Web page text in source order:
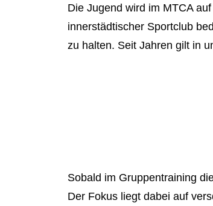
Die Jugend wird im MTCA
innerstädtischer Sportclub
zu halten. Seit Jahren gilt in
Sobald im Gruppentraining
Der Fokus liegt dabei auf